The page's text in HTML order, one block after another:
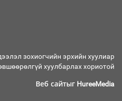
Аймгуудад баригдаж буй ДЦС-ын
төслийг үргэлжүүлэх чиглэл өглөө
зохиогчийн эрхийн хуулиар
хуулбарлах хориотой
Веб сайтыг HureeMedia